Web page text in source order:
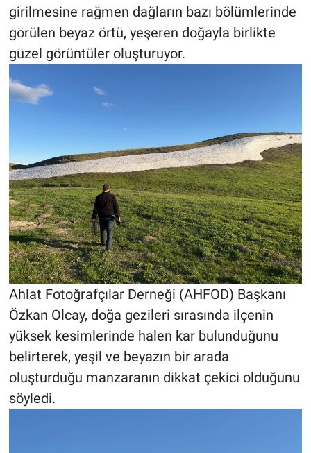
girilmesine rağmen dağların bazı bölümlerinde
görülen beyaz örtü, yeşeren doğayla birlikte
güzel görüntüler oluşturuyor.
Ahlat Fotoğrafçılar Derneği (AHFOD) Başkanı
Özkan Olcay, doğa gezileri sırasında ilçenin
yüksek kesimlerinde halen kar bulunduğunu
belirterek, yeşil ve beyazın bir arada
oluşturduğu manzaranın dikkat çekici olduğunu
söyledi.